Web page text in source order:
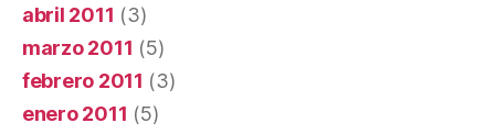
abril 2011 (3)
marzo 2011 (5)
febrero 2011 (3)
enero 2011 (5)